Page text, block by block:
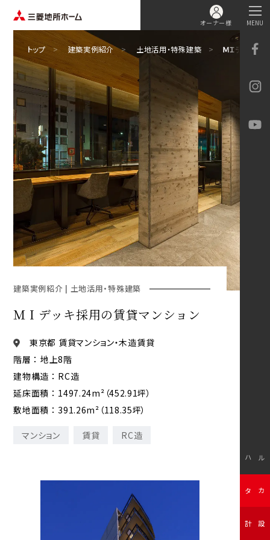
オーナー様 MENU
トップ 建築実例紹介 土地活用・特殊建築 ＭＩデッキ採
建築実例紹介 | 土地活用・特殊建築
ＭＩデッキ採用の賃貸マンション
東京都 賃貸マンション・木造賃貸
階層 ： 地上8階
建物構造 ： RC造
延床面積 ： 1497.24m²（452.91坪）
敷地面積 ： 391.26m²（118.35坪）
マンション 賃貸 RC造